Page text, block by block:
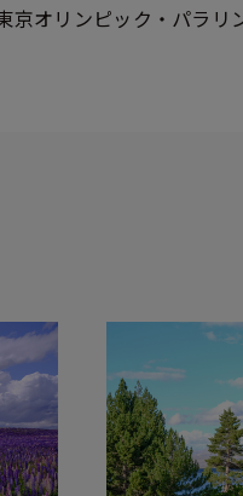
京オリンピック・パラリ